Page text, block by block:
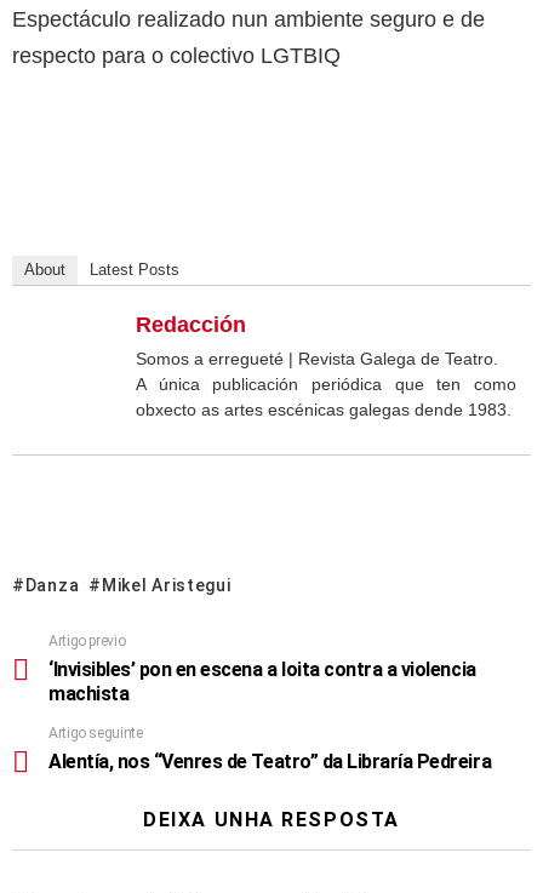
Espectáculo realizado nun ambiente seguro e de
respecto para o colectivo LGTBIQ
About Latest Posts
Redacción
Somos a erregueté | Revista Galega de Teatro.
A única publicación periódica que ten como
obxecto as artes escénicas galegas dende 1983.
Danza Mikel Aristegui
Artigo previo
‘Invisibles’ pon en escena a loita contra a violencia
machista
Artigo seguinte
Alentía, nos “Venres de Teatro” da Libraría Pedreira
DEIXA UNHA RESPOSTA